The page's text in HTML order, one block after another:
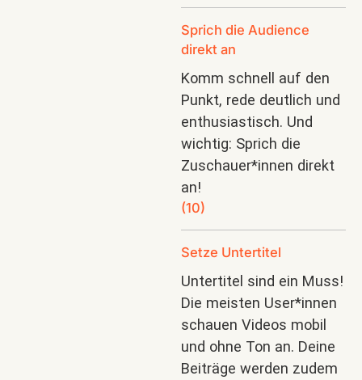
Sprich die Audience
direkt an
Komm schnell auf den
Punkt, rede deutlich und
enthusiastisch. Und
wichtig: Sprich die
Zuschauer*innen direkt
an!
(10)
Setze Untertitel
Untertitel sind ein Muss!
Die meisten User*innen
schauen Videos mobil
und ohne Ton an. Deine
Beiträge werden zudem